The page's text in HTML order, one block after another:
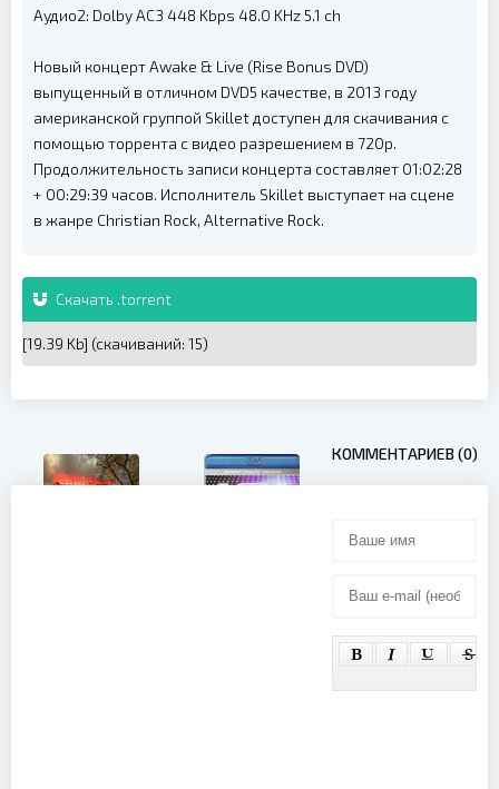
Аудио2: Dolby AC3 448 Kbps 48.0 KHz 5.1 ch
Новый концерт Awake & Live (Rise Bonus DVD)
выпущенный в отличном DVD5 качестве, в 2013 году
американской группой Skillet доступен для скачивания с
помощью торрента с видео разрешением в 720p.
Продолжительность записи концерта составляет 01:02:28
+ 00:29:39 часов. Исполнитель Skillet выступает на сцене
в жанре Christian Rock, Alternative Rock.
Скачать .torrent
[19.39 Kb] (cкачиваний: 15)
КОММЕНТАРИЕВ (0)